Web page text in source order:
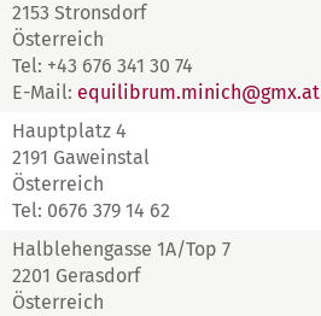
2153 Stronsdorf
Österreich
Tel: +43 676 341 30 74
E-Mail: equilibrum.minich@gmx.at
Hauptplatz 4
2191 Gaweinstal
Österreich
Tel: 0676 379 14 62
Halblehengasse 1A/Top 7
2201 Gerasdorf
Österreich